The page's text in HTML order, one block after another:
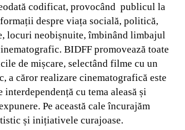
codificat, provocând publicul la
despre viața socială, politică,
locuri neobișnuite, îmbinând limbajul
BIDFF promovează toate
de mișcare, selectând filme cu un
a căror realizare cinematografică este
cu tema aleasă și
Pe această cale încurajăm
și inițiativele curajoase.